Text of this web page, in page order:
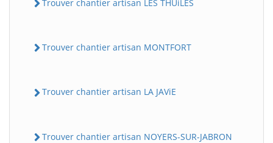
Trouver chantier artisan LES THUiLES
Trouver chantier artisan MONTFORT
Trouver chantier artisan LA JAViE
Trouver chantier artisan NOYERS-SUR-JABRON